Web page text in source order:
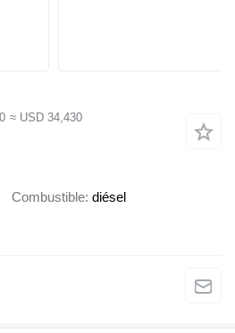
≈ USD 34,430
Combustible diésel